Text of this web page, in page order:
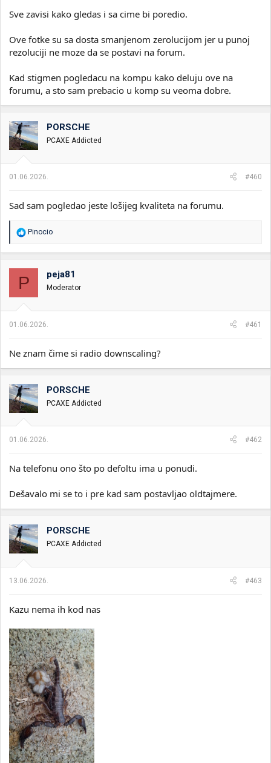
Sve zavisi kako gledas i sa cime bi poredio.
Ove fotke su sa dosta smanjenom zerolucijom jer u punoj
rezoluciji ne moze da se postavi na forum.
Kad stigmen pogledacu na kompu kako deluju ove na
forumu, a sto sam prebacio u komp su veoma dobre.
PORSCHE
PCAXE Addicted
01.06.2026. #460
Sad sam pogledao jeste lošijeg kvaliteta na forumu.
R
a
o
v
n
:
Pinocio
P peja81
Moderator
01.06.2026. #461
Ne znam čime si radio downscaling?
PORSCHE
PCAXE Addicted
01.06.2026. #462
Na telefonu ono što po defoltu ima u ponudi.
Dešavalo mi se to i pre kad sam postavljao oldtajmere.
PORSCHE
PCAXE Addicted
13.06.2026. #463
Kazu nema ih kod nas